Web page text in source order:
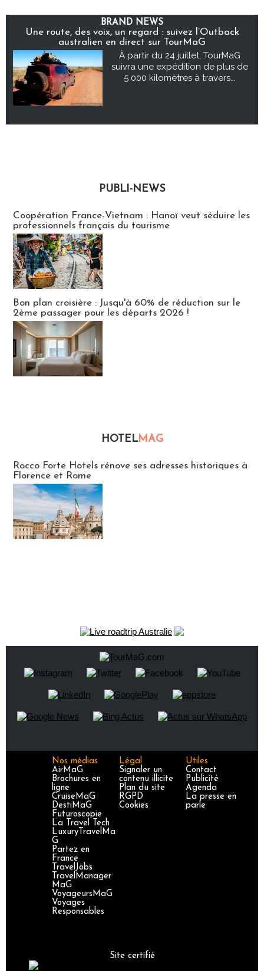
BRAND NEWS
Une route, des voix, un regard : suivez l’Outback
australien en direct sur TourMaG
À partir du 24 juillet, TourMaG
suivra une expédition de plus de
5 000 kilomètres à travers...
PUBLI-NEWS
Coopération France-Vietnam : Hanoï veut séduire les
professionnels français du tourisme
Bon plan croisière : Jusqu'à 60% de réduction sur le
2ème passager pour les départs 2026 !
HOTELMAG
Rocco Forte Hotels rénove ses adresses historiques à
Florence et Rome
Nos médias
AirMaG
Brochures en
ligne
CruiseMaG
DestiMaG
Futuroscopie
La Travel Tech
LuxuryTravelMa
G
Partez en
France
TravelJobs
TravelManager
MaG
VoyageursMaG
Voyages
Responsables
Légal
Signaler un
contenu illicite
Plan du site
RGPD
Cookies
Utiles
Contact
Publicité
Agenda
La presse en
parle
Site certifié